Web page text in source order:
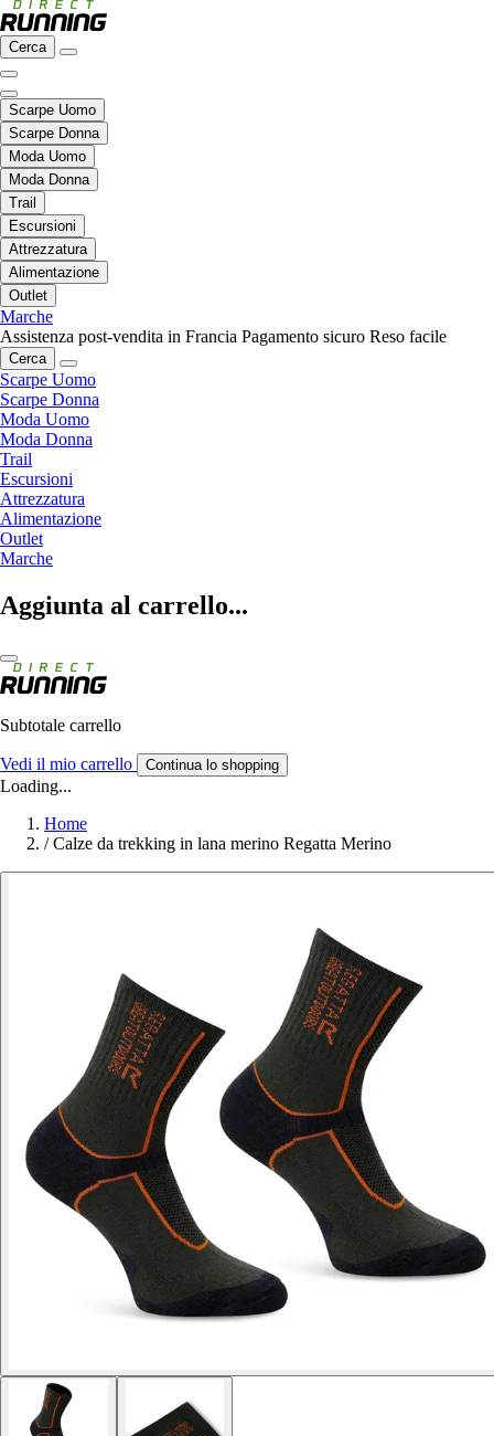
Cerca
Scarpe Uomo
Scarpe Donna
Moda Uomo
Moda Donna
Trail
Escursioni
Attrezzatura
Alimentazione
Outlet
Marche
Assistenza post-vendita in Francia Pagamento sicuro Reso facile
Cerca
Scarpe Uomo
Scarpe Donna
Moda Uomo
Moda Donna
Trail
Escursioni
Attrezzatura
Alimentazione
Outlet
Marche
Aggiunta al carrello...
Subtotale carrello
Vedi il mio carrello Continua lo shopping
Loading...
Home
/ Calze da trekking in lana merino Regatta Merino